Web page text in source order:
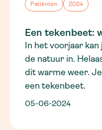
Patiënten 2024
Een tekenbeet:
In het voorjaar
de natuur in.
dit warme weer.
een tekenbeet.
05-06-2024